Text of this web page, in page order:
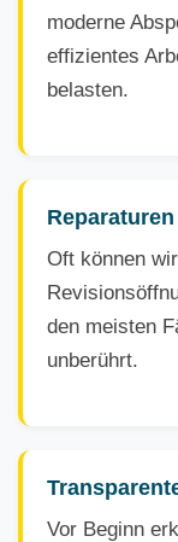
moderne
effizientes
belasten.
Oft können
den meisten
unberührt.
Vor Beginn